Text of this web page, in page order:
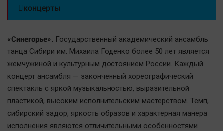
Общество
Политика
Происшествия
Здоровье
Культура
Курилка
концерты
«Синегорье». Государственный академический ансамбль
танца Сибири им. Михаила Годенко более 50 лет является
жемчужиной и культурным достоянием России. Каждый
концерт ансамбля — законченный хореографический
спектакль с яркой музыкальностью, выразительной
пластикой, высоким исполнительским мастерством. Темп,
сибирский задор, яркость образов и характерная манера
исполнения являются отличительными особенностями